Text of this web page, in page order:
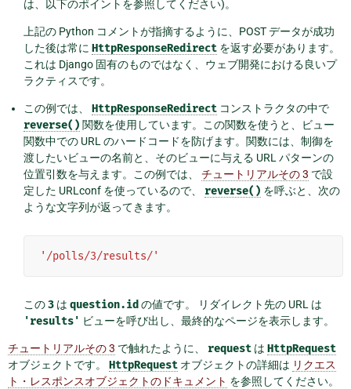
は、以下のポイントを参照してください)。
上記の Python コメントが指摘するように、POST データが成功
した後は常に HttpResponseRedirect を返す必要があります。
これは Django 固有のものではなく、ウェブ開発における良いプ
ラクティスです。
この例では、 HttpResponseRedirect コンストラクタの中で
reverse() 関数を使用しています。この関数を使うと、ビュー
関数中での URL のハードコードを防げます。関数には、制御を
渡したいビューの名前と、そのビューに与える URL パターンの
位置引数を与えます。この例では、 チュートリアルその 3 で設
定した URLconf を使っているので、 reverse() を呼ぶと、次の
ような文字列が返ってきます。
'/polls/3/results/'
この3 は question.id の値です。 リダイレクト先の URL は
'results' ビューを呼び出し、最終的なページを表示します。
チュートリアルその 3 で触れたように、 request は HttpRequest
オブジェクトです。 HttpRequest オブジェクトの詳細は リクエス
ト・レスポンスオブジェクトのドキュメント を参照してください。